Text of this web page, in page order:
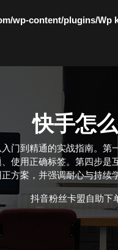
wp-content/plugins/Wp
快手怎
门到精通的实战指南。
使用正确标签。第四步
方案，并强调耐心与持续
抖音粉丝卡盟自助下